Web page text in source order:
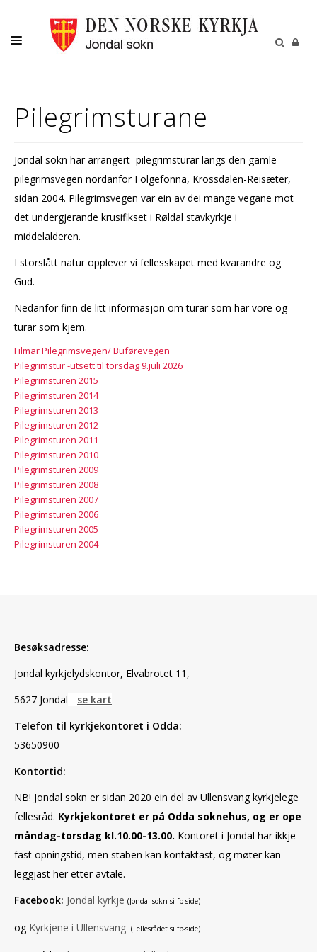
BORN
KOR OG KYRKJEMUSIKK
JONDAL SOKN
Pilegrimsturane
Jondal sokn har arrangert pilegrimsturar langs den gamle
pilegrimsvegen nordanfor Folgefonna, Krossdalen-Reisæter,
sidan 2004. Pilegrimsvegen var ein av dei mange vegane mot
det undergjerande krusifikset i Røldal stavkyrkje i
middelalderen.
I storslått natur opplever vi fellesskapet med kvarandre og
Gud.
Nedanfor finn de litt informasjon om turar som har vore og
turar som kjem.
Filmar Pilegrimsvegen/ Buførevegen
Pilegrimstur -utsett til torsdag 9.juli 2026
Pilegrimsturen 2015
Pilegrimsturen 2014
Pilegrimsturen 2013
Pilegrimsturen 2012
Pilegrimsturen 2011
Pilegrimsturen 2010
Pilegrimsturen 2009
Pilegrimsturen 2008
Pilegrimsturen 2007
Pilegrimsturen 2006
Pilegrimsturen 2005
Pilegrimsturen 2004
Besøksadresse:
Jondal kyrkjelydskontor, Elvabrotet 11,
5627 Jondal - se kart
Telefon til kyrkjekontoret i Odda:
53650900
Kontortid:
NB! Jondal sokn er sidan 2020 ein del av Ullensvang kyrkjelege
fellesråd. Kyrkjekontoret er på Odda soknehus, og er ope
måndag-torsdag kl.10.00-13.00. Kontoret i Jondal har ikkje
fast opningstid, men staben kan kontaktast, og møter kan
leggjast her etter avtale.
Facebook: Jondal kyrkje (Jondal sokn si fb-side)
og Kyrkjene i Ullensvang (Fellesrådet si fb-side)